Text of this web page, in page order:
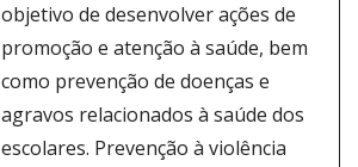
objetivo de desenvolver ações de
promoção e atenção à saúde, bem
como prevenção de doenças e
agravos relacionados à saúde dos
escolares. Prevenção à violência